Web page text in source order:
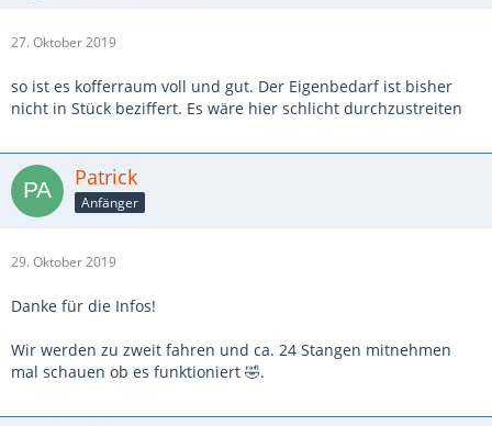
27. Oktober 2019
so ist es kofferraum voll und gut. Der Eigenbedarf ist bisher
nicht in Stück beziffert. Es wäre hier schlicht durchzustreiten
Patrick
Anfänger
29. Oktober 2019
Danke für die Infos!
Wir werden zu zweit fahren und ca. 24 Stangen mitnehmen
mal schauen ob es funktioniert 🤣.